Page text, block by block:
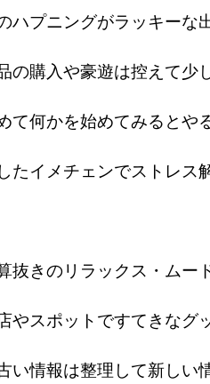
ハプニングがラッキーな
購入や豪遊は控えて少
て何かを始めてみるとや
たイメチェンでストレス
抜きのリラックス・ムー
スポットですてきなグ
い情報は整理して新しい